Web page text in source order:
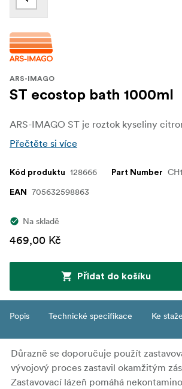
ARS-IMAGO
ST ecostop bath 1000ml
Přečtěte si více
Kód produktu 128666 Part Number
EAN 705632598863
Na skladě
469,00 Kč
Přidat do košíku
Popis Technické specifikace Ke
Důrazně se doporučuje použít
vývojový proces zastavil okamžitým
Zastavovací lázeň pomáhá